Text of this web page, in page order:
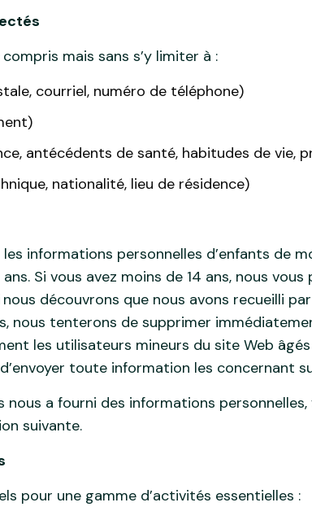
mais sans s’y limiter à :
courriel, numéro de téléphone)
antécédents de santé, habitudes de vie,
nationalité, lieu de résidence)
informations personnelles d’enfants de
Si vous avez moins de 14 ans, nous
découvrons que nous avons recueilli
nous tenterons de supprimer
les utilisateurs mineurs du site Web
toute information les concernant
nous a fourni des informations
suivante.
pour une gamme d’activités essentielles :